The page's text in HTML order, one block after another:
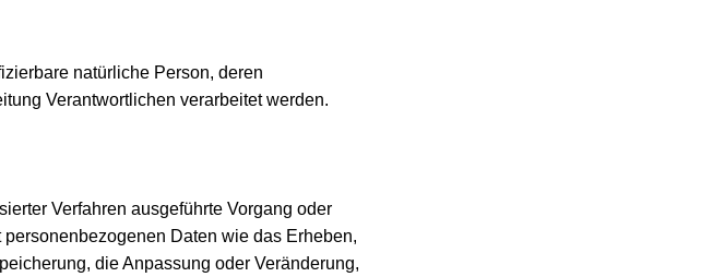
natürliche Person, deren
Verantwortlichen verarbeitet werden.
Verfahren ausgeführte Vorgang oder
Daten wie das Erheben,
die Anpassung oder Veränderung,